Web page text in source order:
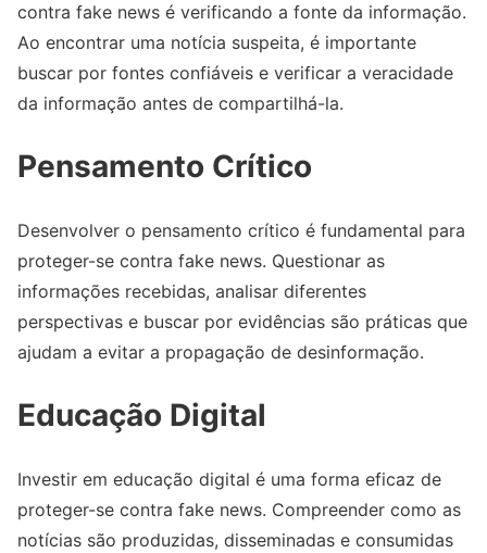
contra fake news é verificando a fonte da informação.
Ao encontrar uma notícia suspeita, é importante
buscar por fontes confiáveis e verificar a veracidade
da informação antes de compartilhá-la.
Pensamento Crítico
Desenvolver o pensamento crítico é fundamental para
proteger-se contra fake news. Questionar as
informações recebidas, analisar diferentes
perspectivas e buscar por evidências são práticas que
ajudam a evitar a propagação de desinformação.
Educação Digital
Investir em educação digital é uma forma eficaz de
proteger-se contra fake news. Compreender como as
notícias são produzidas, disseminadas e consumidas